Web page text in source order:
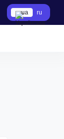
ua ru